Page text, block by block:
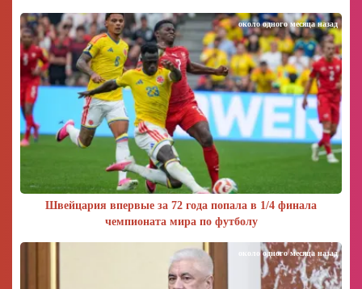
Швейцария впервые за 72 года попала в 1/4 финала
чемпионата мира по футболу
около одного месяца назад
около одного месяца назад